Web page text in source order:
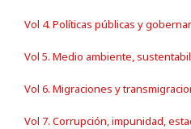
Vol 4. Políticas públicas y
Vol 5. Medio ambiente,
Vol 6. Migraciones y
Vol 7. Corrupción, impunidad,